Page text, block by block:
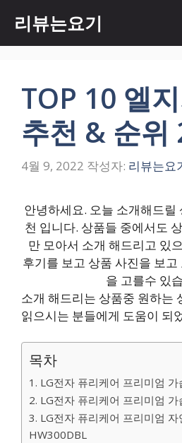
츠
리뷰는요기
TOP 10 엘
추천 & 순위
4월 9, 2022 작성자: 리뷰는요
안녕하세요. 오늘 소개해드릴
천 입니다. 상품들 중에서도
만 모아서 소개 해드리고 있
후기를 보고 상품 사진을 보
을 고를수 있
소개 해드리는 상품중 원하는
읽으시는 분들에게 도움이 되
목차
1. LG전자 퓨리케어 프리미엄
2. LG전자 퓨리케어 프리미엄
3. LG전자 퓨리케어 프리미엄
HW300DBL